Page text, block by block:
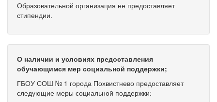
Образовательной организация не предоставляет
стипендии.
О наличии и условиях предоставления
обучающимся мер социальной поддержки;
ГБОУ СОШ № 1 города Похвистнево предоставляет
следующие меры социальной поддержки: